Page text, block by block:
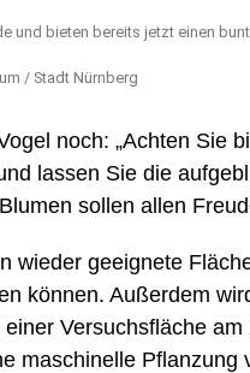
und bieten bereits jetzt einen
/ Stadt Nürnberg
noch: „Achten Sie
lassen Sie die
sollen allen
wieder geeignete
können. Außerdem
Versuchsfläche
maschinelle Pflanzung